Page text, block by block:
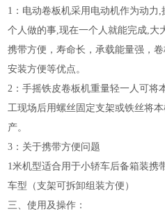
1：电动卷板机采用电动机作为动力
个人做的事,现在一个人就能完成,大
携带方便，寿命长，承载能量强，
安装方便等优点。
2：手摇铁皮卷板机重量轻一人可将
工现场后用螺丝固定支架或铁丝将
产。
3：关于携带方便问题
1米机型适合用于小轿车后备箱装携
车型（支架可拆卸组装方便）
三、使用及操作：